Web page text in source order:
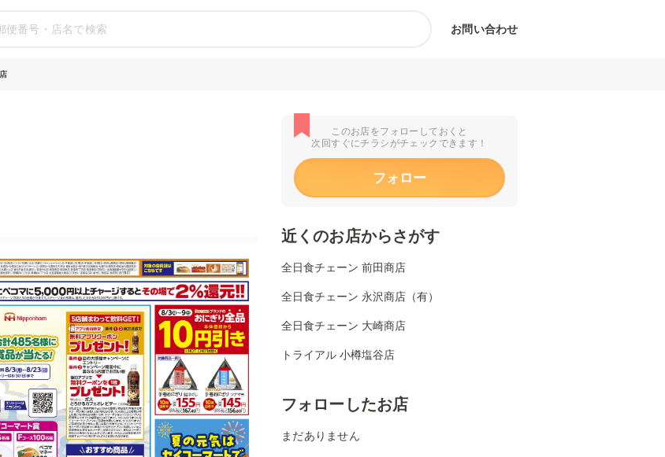
お問い合わせ
このお店をフォローしておくと
次回すぐにチラシがチェックできます！
フォロー
近くのお店からさがす
全日食チェーン 前田商店
全日食チェーン 永沢商店（有）
全日食チェーン 大崎商店
トライアル 小樽塩谷店
フォローしたお店
まだありません